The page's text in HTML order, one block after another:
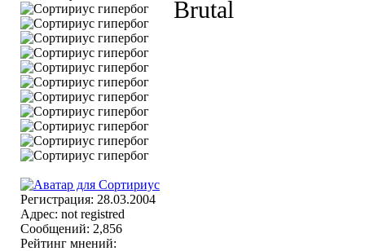
Регистрация: 28.03.2004
Адрес: not registred
Сообщений: 2,856
Рейтинг мнений:
Brutal